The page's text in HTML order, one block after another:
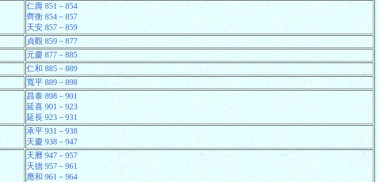
仁壽 851－854
齊衡 854－857
天安 857－859
貞觀 859－877
元慶 877－885
仁和 885－889
寬平 889－898
昌泰 898－901
延喜 901－923
延長 923－931
承平 931－938
天慶 938－947
天曆 947－957
天德 957－961
應和 961－964